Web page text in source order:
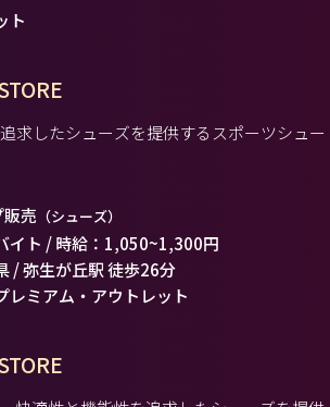
ト
求したシューズを提供するスポーツシュー
売 （シューズ）
アルバイト / 時給：1,050~1,300円
/ 弥生が丘駅 徒歩26分
レミアム・アウトレット